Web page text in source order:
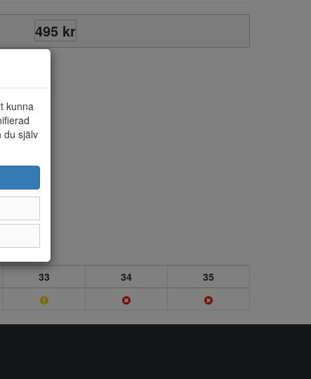
495 kr
33 34
35
kunna
du själv